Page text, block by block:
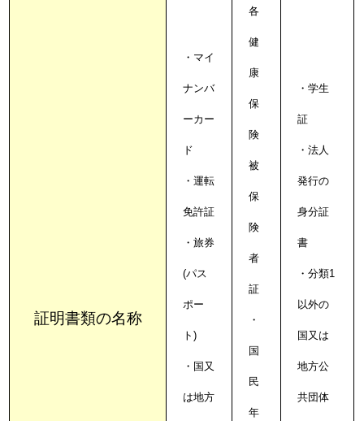
証明書類の名称
・マイ
ナンバ
ーカー
ド
・運転
免許証
・旅券
(パス
ポー
ト)
・国又
は地方
各
健
康
保
険
被
保
険
者
証
・
国
民
年
・学生
証
・法人
発行の
身分証
書
・分類1
以外の
国又は
地方公
共団体